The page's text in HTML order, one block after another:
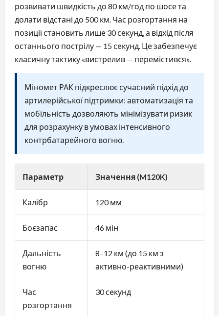
розвивати швидкість до 80 км/год по шосе та
долати відстані до 500 км. Час розгортання на
позиції становить лише 30 секунд, а відхід після
останнього пострілу — 15 секунд. Це забезпечує
класичну тактику «вистрелив — перемістився».
Міномет РАК підкреслює сучасний підхід до
артилерійської підтримки: автоматизація та
мобільність дозволяють мінімізувати ризик
для розрахунку в умовах інтенсивного
контрбатарейного вогню.
Параметр Значення (M120K)
Калібр 120 мм
Боєзапас 46 мін
Дальність
вогню
8–12 км (до 15 км з
активно-реактивними)
Час
розгортання
30 секунд